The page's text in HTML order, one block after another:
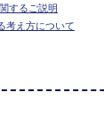
するご説明
考え方について